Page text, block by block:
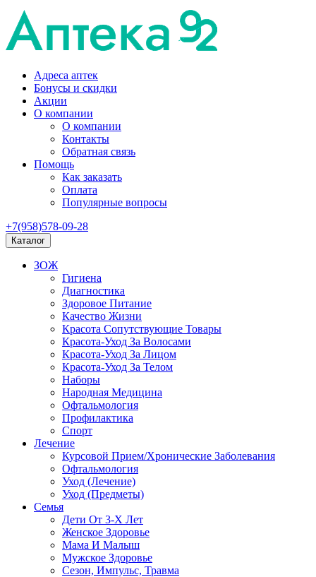
Адреса аптек
Бонусы и скидки
Акции
О компании
О компании
Контакты
Обратная связь
Помощь
Как заказать
Оплата
Популярные вопросы
+7(958)578-09-28
Каталог
ЗОЖ
Гигиена
Диагностика
Здоровое Питание
Качество Жизни
Красота Сопутствующие Товары
Красота-Уход За Волосами
Красота-Уход За Лицом
Красота-Уход За Телом
Наборы
Народная Медицина
Офтальмология
Профилактика
Спорт
Лечение
Курсовой Прием/Хронические Заболевания
Офтальмология
Уход (Лечение)
Уход (Предметы)
Семья
Дети От 3-Х Лет
Женское Здоровье
Мама И Малыш
Мужское Здоровье
Сезон, Импульс, Травма